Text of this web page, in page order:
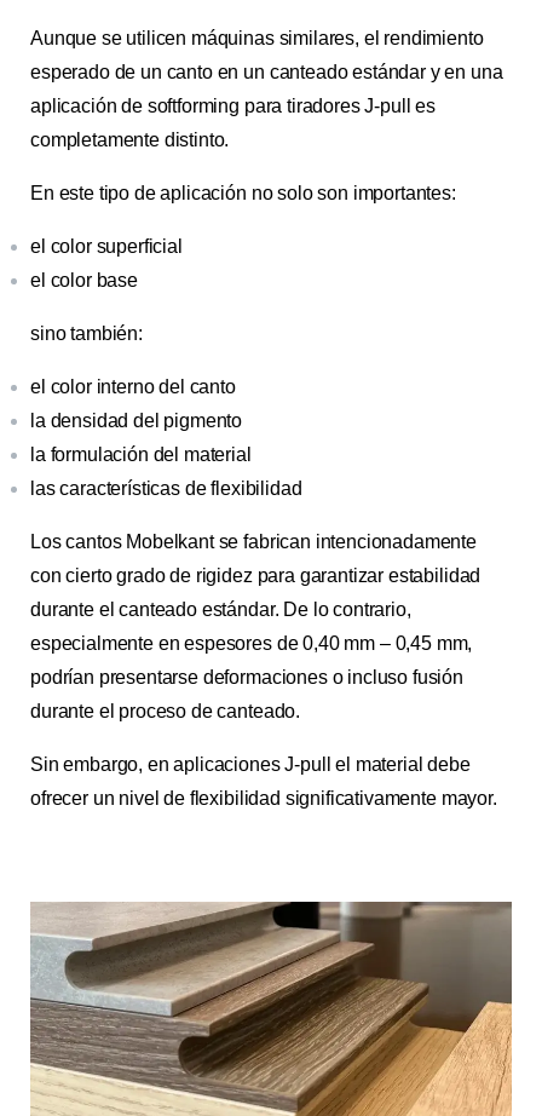
Aunque se utilicen máquinas similares, el rendimiento
esperado de un canto en un canteado estándar y en una
aplicación de softforming para tiradores J-pull es
completamente distinto.
En este tipo de aplicación no solo son importantes:
el color superficial
el color base
sino también:
el color interno del canto
la densidad del pigmento
la formulación del material
las características de flexibilidad
Los cantos Mobelkant se fabrican intencionadamente
con cierto grado de rigidez para garantizar estabilidad
durante el canteado estándar. De lo contrario,
especialmente en espesores de 0,40 mm – 0,45 mm,
podrían presentarse deformaciones o incluso fusión
durante el proceso de canteado.
Sin embargo, en aplicaciones J-pull el material debe
ofrecer un nivel de flexibilidad significativamente mayor.